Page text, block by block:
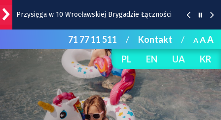
Przysięga w 10 Wrocławskiej Brygadzie Łączności
Trochę inne pamiątki z Wrocławia. Zobaczcie!
Remont torów na Stawowej i Peronowej. Od 8
sierpnia zmiany dla kierowców i pasażerów MPK
Bezpłatny koncert TeDe w Hucie! To kolejna odsłona
Dolnośląskich Koncertów Letnich [SZCZEGÓŁY]
71 77 11 511 / Kontakt / AAA
PL
EN UA KR